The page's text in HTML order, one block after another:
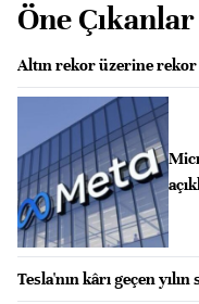
Öne Çıkanlar
Altın rekor üzerine rekor
Tesla'nın kârı geçen